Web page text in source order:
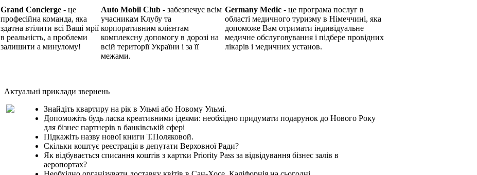
Grand Concierge - це
професійна команда, яка
здатна втілити всі Ваші мрії
в реальність, а проблеми
залишити а минулому!
Auto Mobil Club - забезпечує всім
учасникам Клубу та
корпоративним клієнтам
комплексну допомогу в дорозі на
всій території України і за її
межами.
Germany Medic - це програма послуг в
області медичного туризму в Німеччині, яка
допоможе Вам отримати індивідуальне
медичне обслуговування і підбере провідних
лікарів і медичних установ.
Актуальні приклади звернень
Знайдіть квартиру на рік в Ульмі або Новому Ульмі.
Допоможіть будь ласка креативними ідеями: необхідно придумати подарунок до Нового Року
для бізнес партнерів в банківській сфері
Підкажіть назву нової книги Т.Поляковой.
Скільки коштує реєстрація в депутати Верховної Ради?
Як відбувається списання коштів з картки Priority Pass за відвідування бізнес залів в
аеропортах?